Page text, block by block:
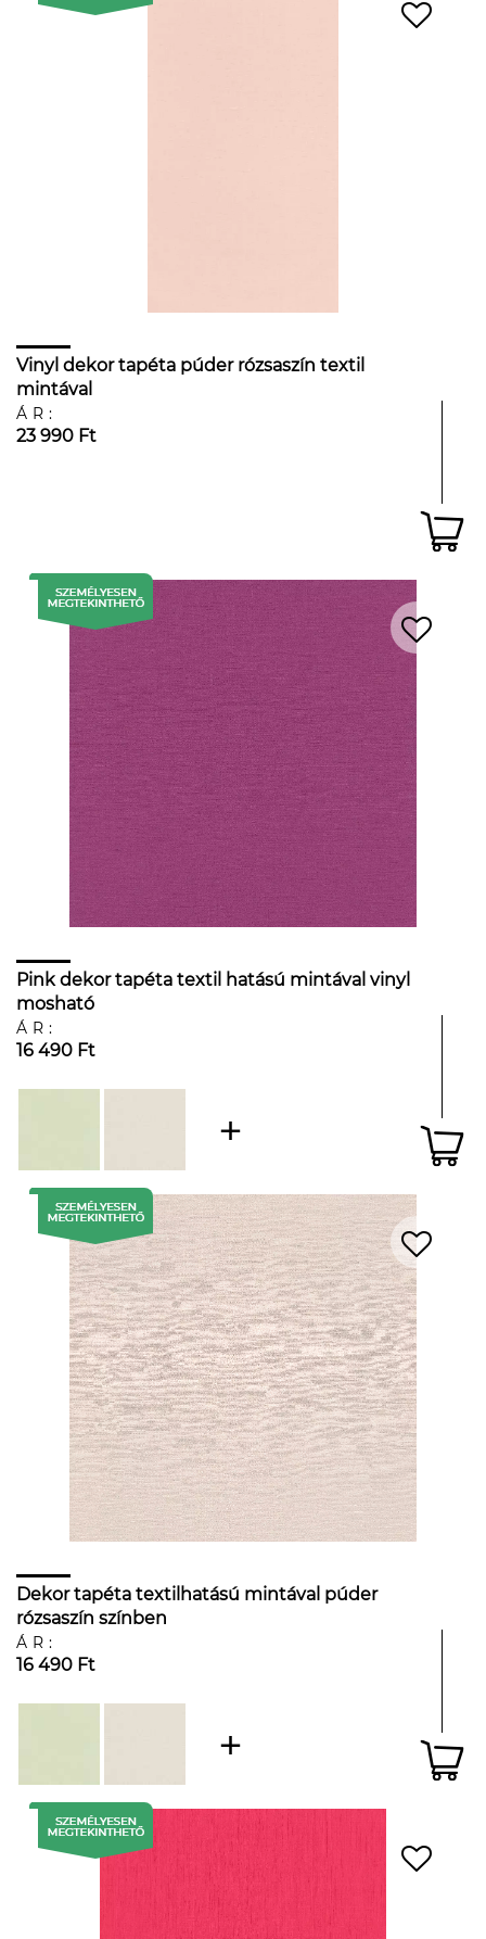
Vinyl dekor tapéta púder rózsaszín textil
mintával
ÁR:
23 990 Ft
Pink dekor tapéta textil hatású mintával vinyl
mosható
ÁR:
16 490 Ft
Dekor tapéta textilhatású mintával púder
rózsaszín színben
ÁR:
16 490 Ft